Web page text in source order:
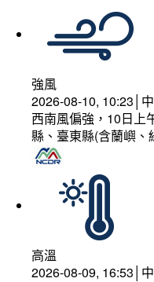
強風
2026-08-10, 10:23│
西南風偏強，10日上
縣、臺東縣(含蘭嶼
高溫
2026-08-09, 16:53│